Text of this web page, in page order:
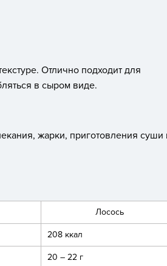
Отлично подходит для
в сыром виде.
жарки, приготовления суши
Лосось
208 ккал
20 – 22 г